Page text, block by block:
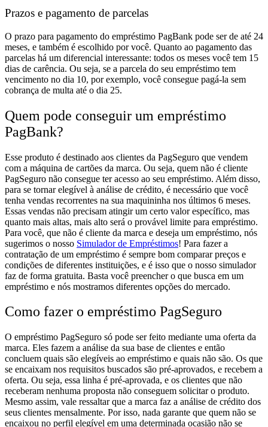
Prazos e pagamento de parcelas
O prazo para pagamento do empréstimo PagBank pode ser de até 24
meses, e também é escolhido por você. Quanto ao pagamento das
parcelas há um diferencial interessante: todos os meses você tem 15
dias de carência. Ou seja, se a parcela do seu empréstimo tem
vencimento no dia 10, por exemplo, você consegue pagá-la sem
cobrança de multa até o dia 25.
Quem pode conseguir um empréstimo
PagBank?
Esse produto é destinado aos clientes da PagSeguro que vendem
com a máquina de cartões da marca. Ou seja, quem não é cliente
PagSeguro não consegue ter acesso ao seu empréstimo. Além disso,
para se tornar elegível à análise de crédito, é necessário que você
tenha vendas recorrentes na sua maquininha nos últimos 6 meses.
Essas vendas não precisam atingir um certo valor específico, mas
quanto mais altas, mais alto será o provável limite para empréstimo.
Para você, que não é cliente da marca e deseja um empréstimo, nós
sugerimos o nosso Simulador de Empréstimos! Para fazer a
contratação de um empréstimo é sempre bom comparar preços e
condições de diferentes instituições, e é isso que o nosso simulador
faz de forma gratuita. Basta você preencher o que busca em um
empréstimo e nós mostramos diferentes opções do mercado.
Como fazer o empréstimo PagSeguro
O empréstimo PagSeguro só pode ser feito mediante uma oferta da
marca. Eles fazem a análise da sua base de clientes e então
concluem quais são elegíveis ao empréstimo e quais não são. Os que
se encaixam nos requisitos buscados são pré-aprovados, e recebem a
oferta. Ou seja, essa linha é pré-aprovada, e os clientes que não
receberam nenhuma proposta não conseguem solicitar o produto.
Mesmo assim, vale ressaltar que a marca faz a análise de crédito dos
seus clientes mensalmente. Por isso, nada garante que quem não se
encaixou no perfil elegível em uma determinada ocasião não se